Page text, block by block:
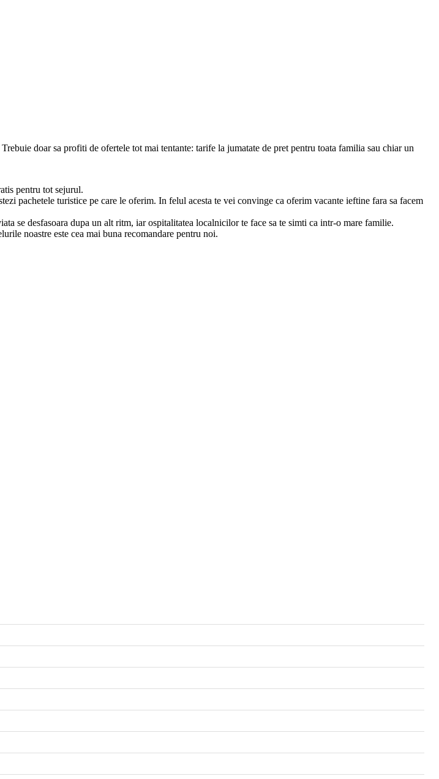
doar sa profiti de ofertele tot mai tentante: tarife la jumatate de pret pentru toata familia sau chiar un
pentru tot sejurul.
pachetele turistice pe care le oferim. In felul acesta te vei convinge ca oferim vacante ieftine fara sa facem
se desfasoara dupa un alt ritm, iar ospitalitatea localnicilor te face sa te simti ca intr-o mare familie.
noastre este cea mai buna recomandare pentru noi.